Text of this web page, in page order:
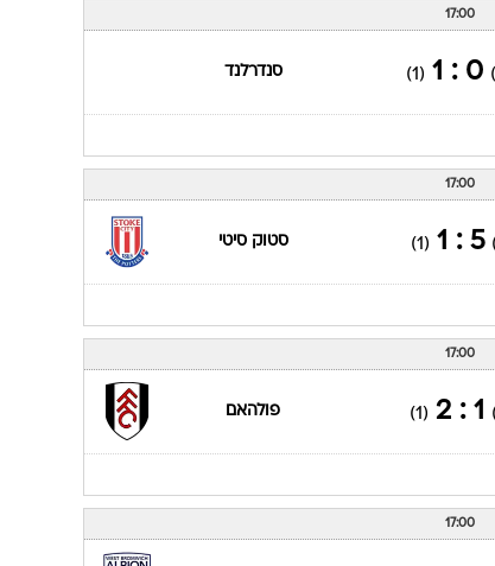
17:00
0 : 1
(1) סנדרלנד
17:00
5 : 1
(1) סטוק סיטי
17:00
1 : 2
(1) פולהאם
17:00